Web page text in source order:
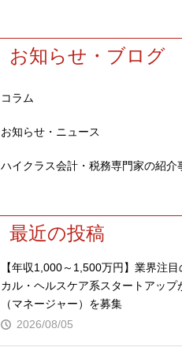
お知らせ・ブログ
コラム
お知らせ・ニュース
ハイクラス会計・税務専門家の紹介
最近の投稿
【年収1,000～1,500万円】業界注目
カル・ヘルスケア系スタートアップ
（マネージャー）を募集
2026/08/05